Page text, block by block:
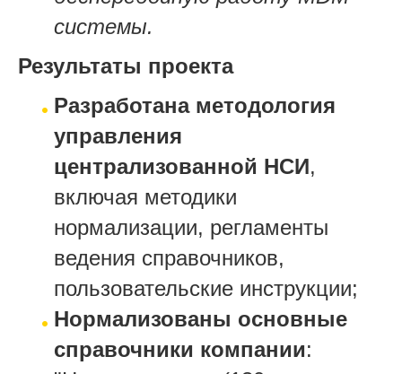
системы.
Результаты проекта
Разработана методология
управления
централизованной НСИ,
включая методики
нормализации, регламенты
ведения справочников,
пользовательские инструкции;
Нормализованы основные
справочники компании: